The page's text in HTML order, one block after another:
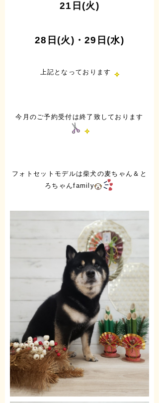
21日(火)
28日(火)・29日(水)
上記となっております
今月のご予約受付は終了致しております
フォトセットモデルは柴犬の麦ちゃん＆と
ろちゃんfamily